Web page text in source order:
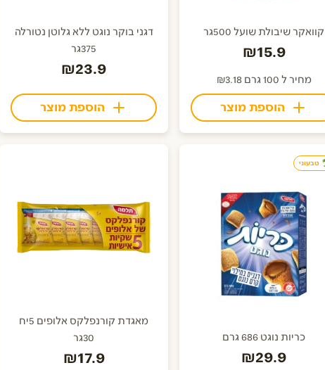
קוואקר שיבולת שועל 500גר
₪15.9
מחיר ל 100 גרם ₪3.18
הוספת מוצר
דגני בוקר נוגט ללא גלוטן נטורלה
375גר
₪23.9
הוספת מוצר
טבעוני
כריות נוגט 686 גרם
₪29.9
מאגדת קורנפלקס אלופים 5יח
30גר
₪17.9